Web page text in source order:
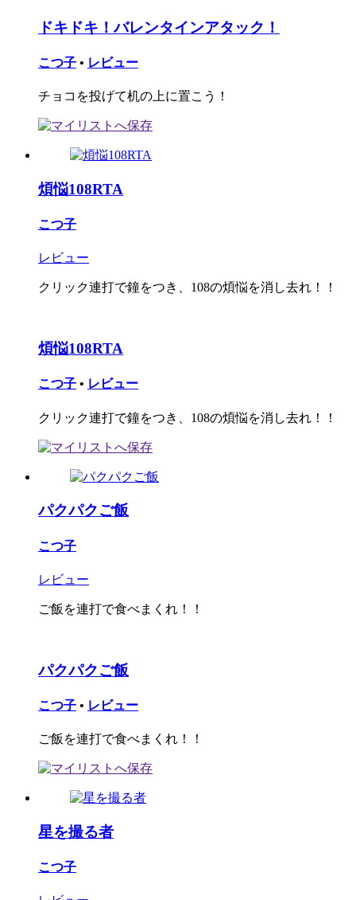
ドキドキ！バレンタインアタック！
こつ子 • レビュー
チョコを投げて机の上に置こう！
煩悩108RTA
こつ子
レビュー
クリック連打で鐘をつき、108の煩悩を消し去れ！！
煩悩108RTA
こつ子 • レビュー
クリック連打で鐘をつき、108の煩悩を消し去れ！！
パクパクご飯
こつ子
レビュー
ご飯を連打で食べまくれ！！
パクパクご飯
こつ子 • レビュー
ご飯を連打で食べまくれ！！
星を撮る者
こつ子